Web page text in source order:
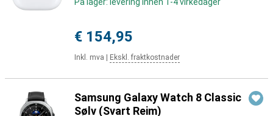
€ 154,95
Inkl. mva Ekskl. fraktkostnader
Samsung Galaxy Watch 8 Classic
Sølv (Svart Reim)